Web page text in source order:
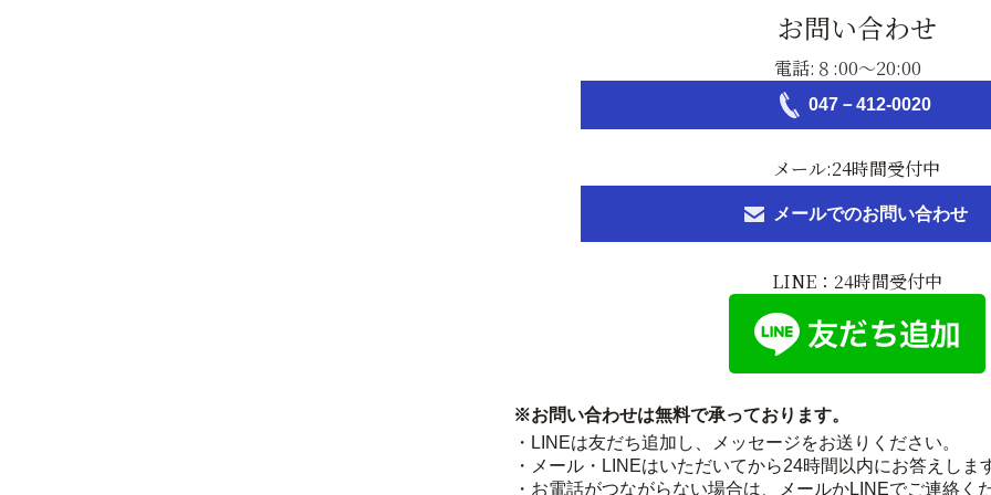
お問い合わせ
電話:８:00～20:00
047－412-0020
メール:24時間受付中
メールでのお問い合わせ
LINE：24時間受付中
※お問い合わせは無料で承っております。
・LINEは友だち追加し、メッセージをお送りください。
・メール・LINEはいただいてから24時間以内にお答えしま
・お電話がつながらない場合は、メールかLINEでご連絡く